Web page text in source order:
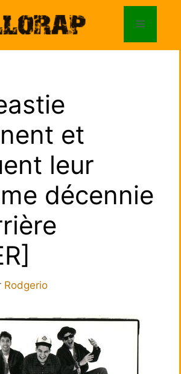
Menu
et
leur
décennie
Rodgerio